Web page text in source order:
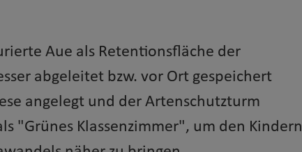
Aue als Retentionsfläche der
abgeleitet bzw. vor Ort gespeichert
angelegt und der Artenschutzturm
"Grünes Klassenzimmer", um den Kindern